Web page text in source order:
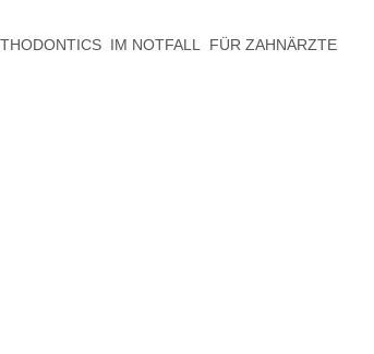
IM NOTFALL FÜR ZAHNÄRZTE